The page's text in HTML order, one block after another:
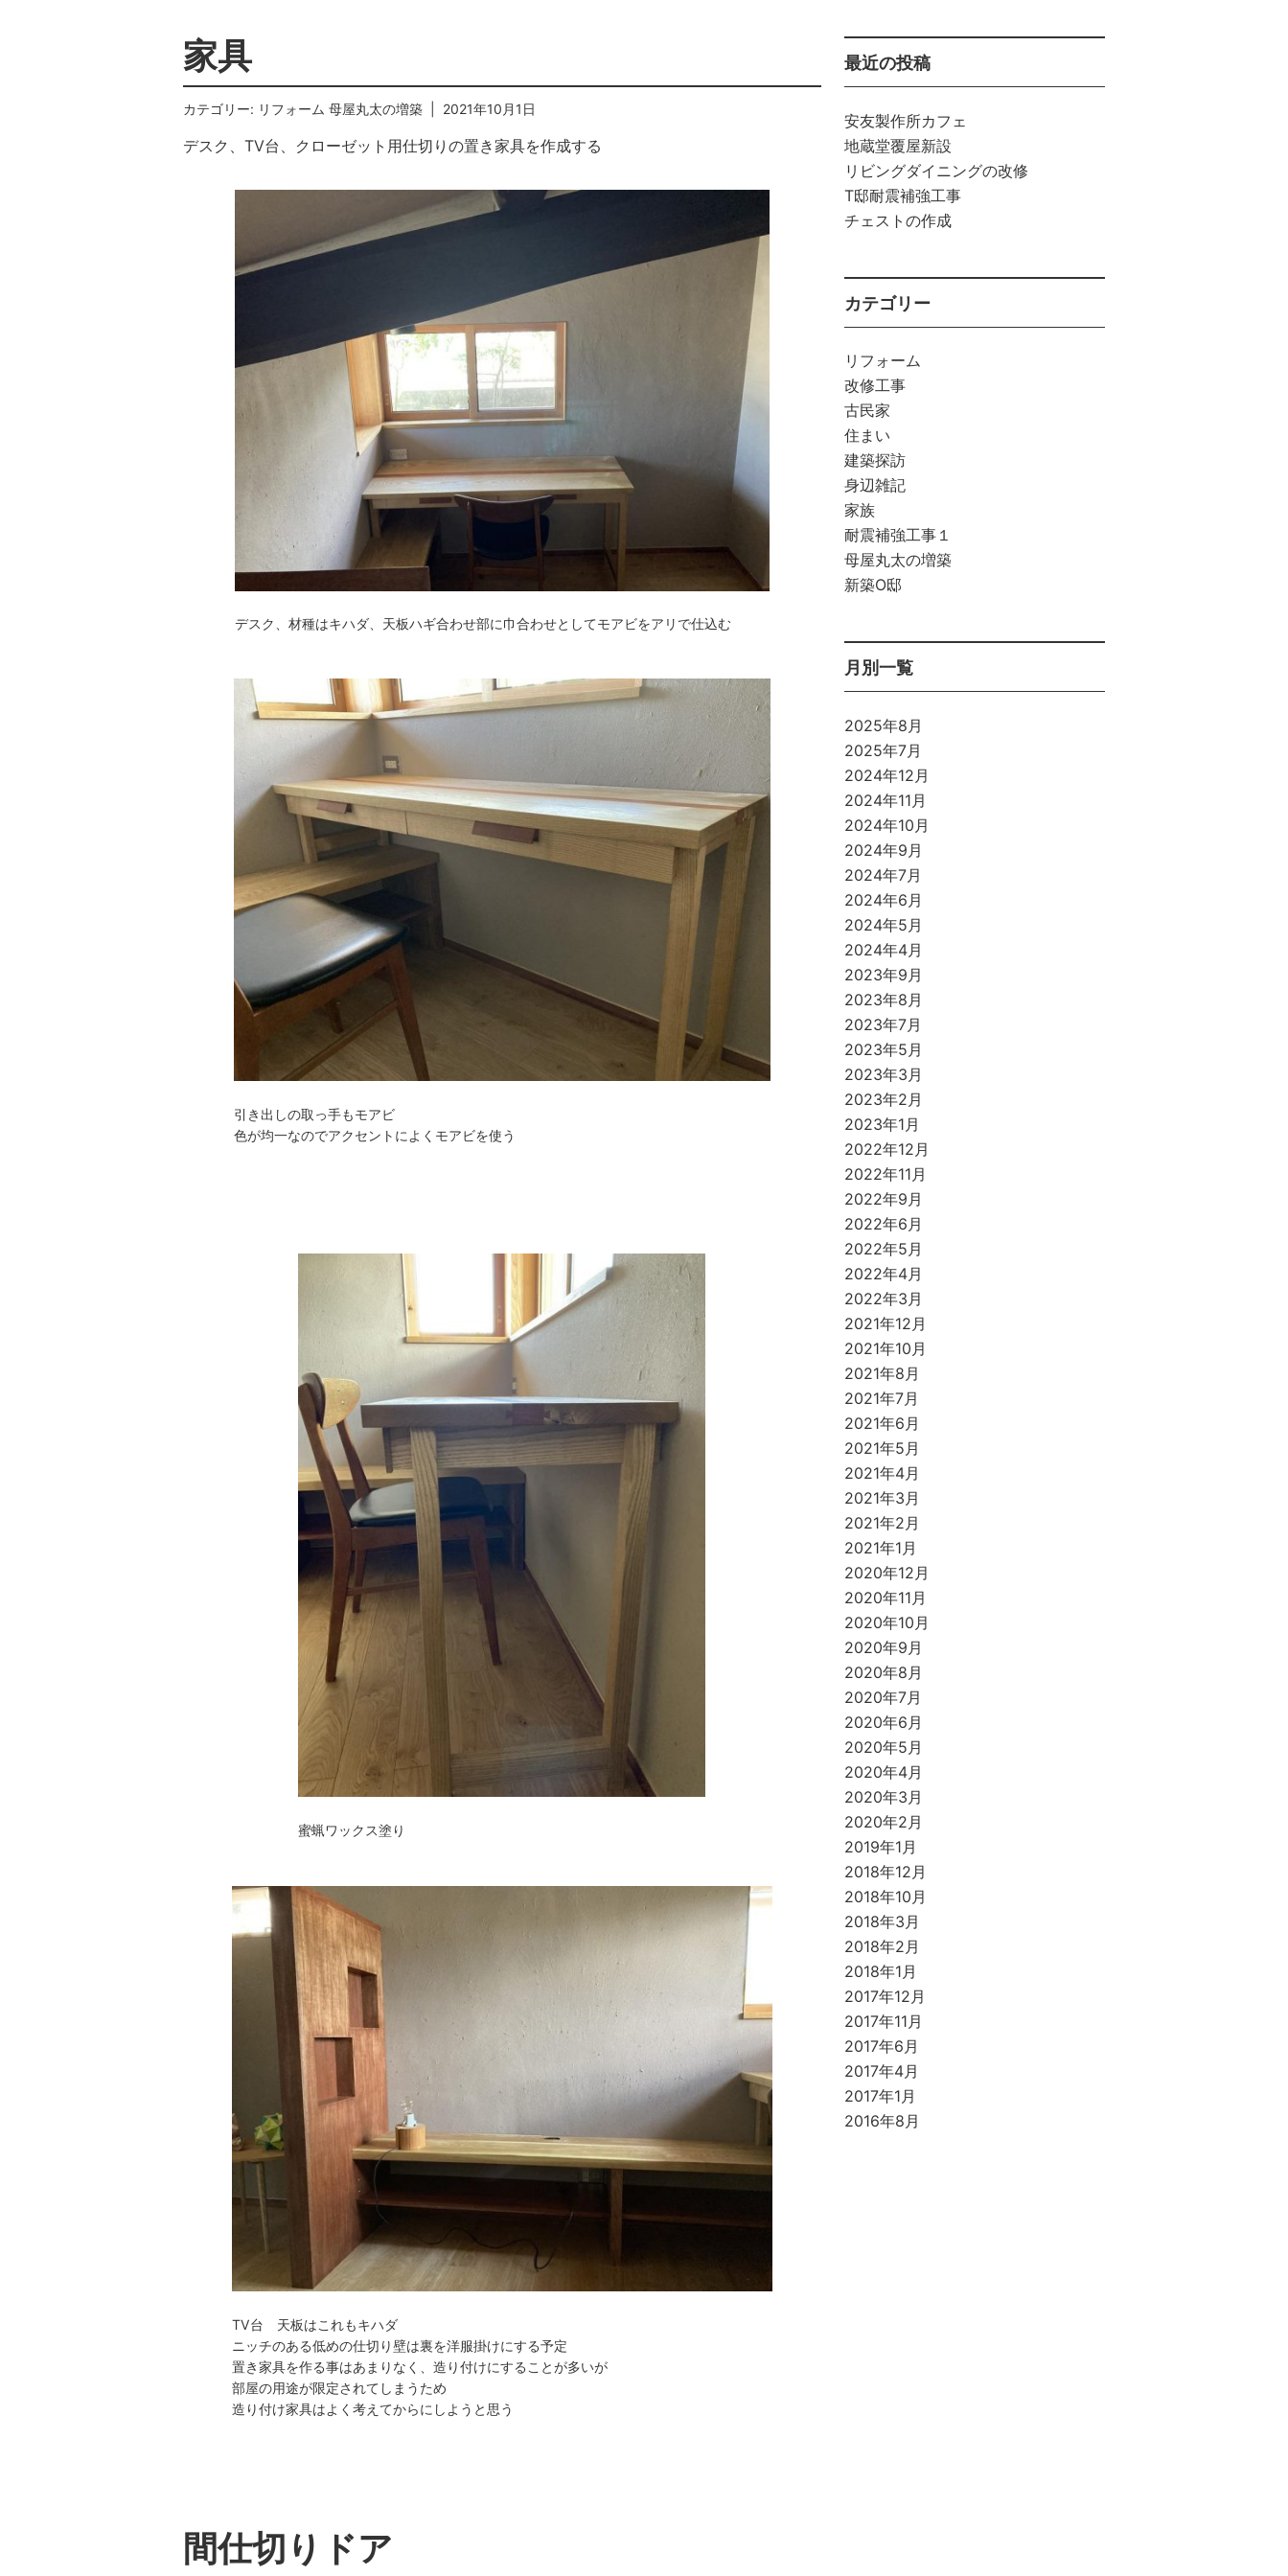
家具
カテゴリー: リフォーム 母屋丸太の増築| 2021年10月1日
デスク、TV台、クローゼット用仕切りの置き家具を作成する
デスク、材種はキハダ、天板ハギ合わせ部に巾合わせとしてモアビをアリで仕込む
引き出しの取っ手もモアビ
色が均一なのでアクセントによくモアビを使う
蜜蝋ワックス塗り
TV台 天板はこれもキハダ
ニッチのある低めの仕切り壁は裏を洋服掛けにする予定
置き家具を作る事はあまりなく、造り付けにすることが多いが
部屋の用途が限定されてしまうため
造り付け家具はよく考えてからにしようと思う
間仕切りドア
最近の投稿
安友製作所カフェ
地蔵堂覆屋新設
リビングダイニングの改修
T邸耐震補強工事
チェストの作成
カテゴリー
リフォーム
改修工事
古民家
住まい
建築探訪
身辺雑記
家族
耐震補強工事１
母屋丸太の増築
新築O邸
月別一覧
2025年8月
2025年7月
2024年12月
2024年11月
2024年10月
2024年9月
2024年7月
2024年6月
2024年5月
2024年4月
2023年9月
2023年8月
2023年7月
2023年5月
2023年3月
2023年2月
2023年1月
2022年12月
2022年11月
2022年9月
2022年6月
2022年5月
2022年4月
2022年3月
2021年12月
2021年10月
2021年8月
2021年7月
2021年6月
2021年5月
2021年4月
2021年3月
2021年2月
2021年1月
2020年12月
2020年11月
2020年10月
2020年9月
2020年8月
2020年7月
2020年6月
2020年5月
2020年4月
2020年3月
2020年2月
2019年1月
2018年12月
2018年10月
2018年3月
2018年2月
2018年1月
2017年12月
2017年11月
2017年6月
2017年4月
2017年1月
2016年8月